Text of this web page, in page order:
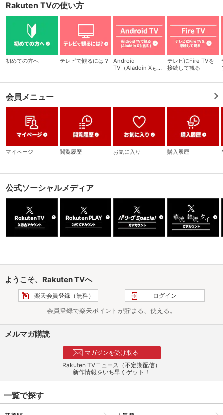
Rakuten TVの使い方
初めての方へ テレビで観るには？
Android
TV（Aladdin Xも含
テレビにFire TVを
接続して観る
会員メニュー
マイページ 閲覧履歴 お気に入り 購入履歴
公式ソーシャルメディア
ようこそ、Rakuten TVへ
楽天会員登録（無料） ログイン
会員登録で楽天ポイントが貯まる、使える。
メルマガ購読
マガジンを受け取る
Rakuten TVニュース（不定期配信）
新作情報をいち早くゲット！
一覧で探す